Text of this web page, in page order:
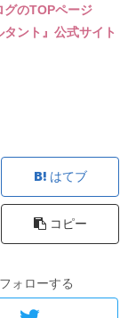
のTOPページ
ント』公式サイト
はてブ
コピー
ォローする